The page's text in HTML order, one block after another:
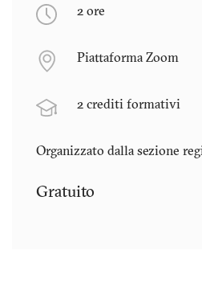
2 ore
Piattaforma Zoom
2 crediti formativi
Organizzato dalla sezione
Gratuito